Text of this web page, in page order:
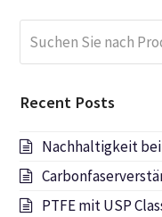
Sie
nach
oder
Recent Posts
Nachhaltigkeit bei
PTFE mit USP